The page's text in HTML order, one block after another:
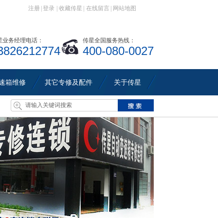
注册 登录 收藏传星 在线留言 网站地图
传星全国服务热线：
400-080-0027
业务经理电话：
箱维修 其它专修及配件 关于传星